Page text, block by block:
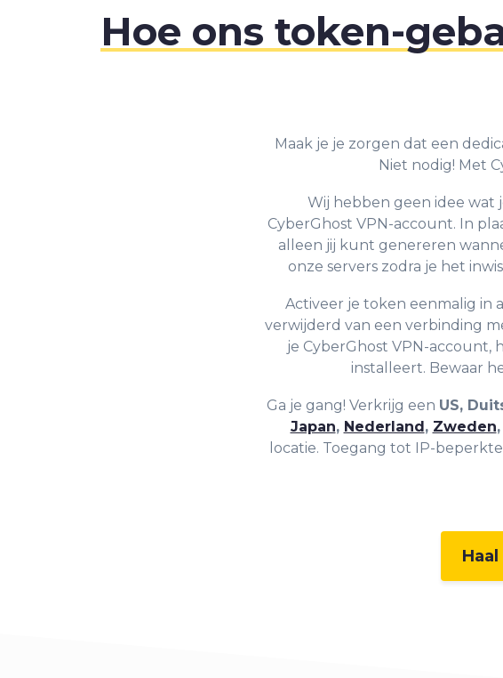
Hoe ons token-
Maak je je zorgen dat een
Niet nodig! Met
Wij hebben geen idee wat
CyberGhost VPN-account. In
alleen jij kunt genereren
onze servers zodra je het
Activeer je token eenmalig in
verwijderd van een verbinding
je CyberGhost VPN-account,
installeert. Bewaar
Ga je gang! Verkrijg een US,
Japan, Nederland , Zweden
locatie. Toegang tot IP-